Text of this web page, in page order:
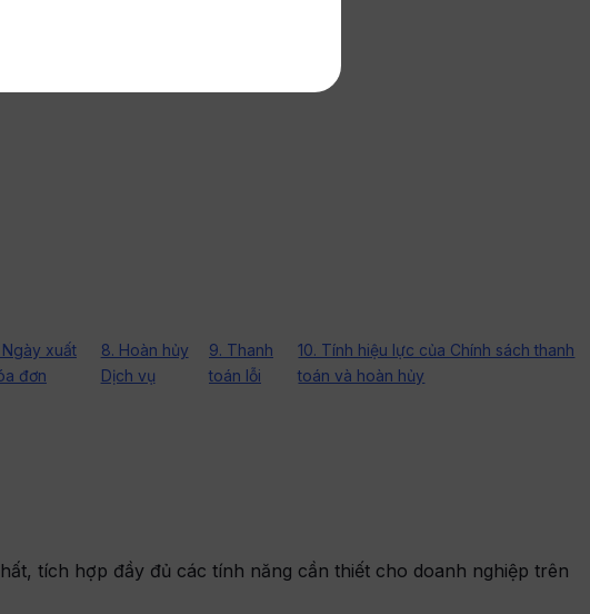
Ngày xuất
đơn
8. Hoàn hủy
Dịch vụ
9. Thanh
toán lỗi
10. Tính hiệu lực của Chính sách thanh
toán và hoàn hủy
tích hợp đầy đủ các tính năng cần thiết cho doanh nghiệp trên